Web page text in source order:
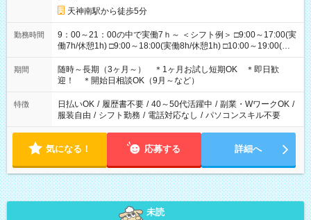
天神南駅から徒歩5分
勤務時間
9：00～21：00の中で実働7ｈ～ ＜シフト例＞ □9:00～17:00(実
働7h/休憩1h) □9:00～18:00(実働8h/休憩1h) □10:00～19:00(実
働8h/休憩1h) □11:00～20:00(実働8h/休憩1h) □12:00～20:00(実
働7h/休憩1h) □12:00～21:00(実働7h/休憩1h) ＊固定OK ＊選べ
る時間帯！
期間
随時～長期（3ヶ月～） ＊1ヶ月お試し短期OK ＊即日歓
迎！ ＊開始日相談OK（9月～など）
特徴 日払いOK / 履歴書不要 / 40～50代活躍中 / 副業・WワークOK /
服装自由 / シフト勤務 / 電話対応なし / パソコンスキル不要
気になる！ 応募する 詳細へ
未読